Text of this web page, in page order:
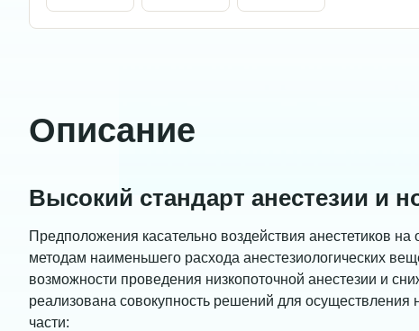
Описание
Высокий стандарт анестезии и
Предположения касательно воздействия анестетиков
методам наименьшего расхода анестезиологических
возможности проведения низкопоточной анестезии и
реализована совокупность решений для
части: